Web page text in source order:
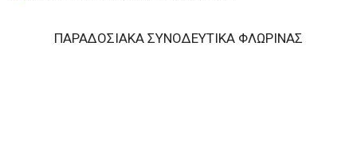
ΠΑΡΑΔΟΣΙΑΚΑ ΣΥΝΟΔΕΥΤΙΚΑ ΦΛΩΡΙΝΑΣ